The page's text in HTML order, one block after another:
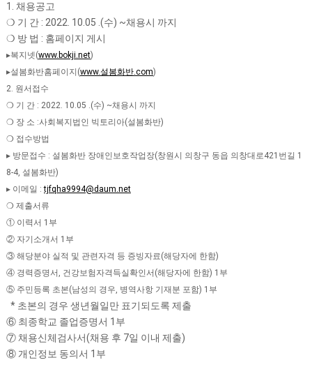
1. 채용공고
❍ 기 간 : 2022. 10.05 .(수) ~채용시 까지
❍ 방 법 : 홈페이지 게시
▸복지넷(www.bokji.net)
▸설봄화반홈페이지(www.설봄화반.com)
2. 원서접수
❍ 기 간 : 2022. 10.05 .(수) ~채용시 까지
❍ 장 소 :사회복지법인 빅토리아(설봄화반)
❍ 접수방법
▸ 방문접수 : 설봄화반 장애인보호작업장(창원시 의창구 동읍 의창대로421번길 1
8-4, 설봄화반)
▸ 이메일 :tjfqha9994@daum.net
❍ 제출서류
① 이력서 1부
② 자기소개서 1부
③ 해당분야 실적 및 관련자격 등 증빙자료(해당자에 한함)
④ 경력증명서, 건강보험자격득실확인서(해당자에 한함) 1부
⑤ 주민등록 초본(남성의 경우, 병역사항 기재분 포함) 1부
* 초본의 경우 생년월일만 표기되도록 제출
⑥ 최종학교 졸업증명서 1부
⑦ 채용신체검사서(채용 후 7일 이내 제출)
⑧ 개인정보 동의서 1부